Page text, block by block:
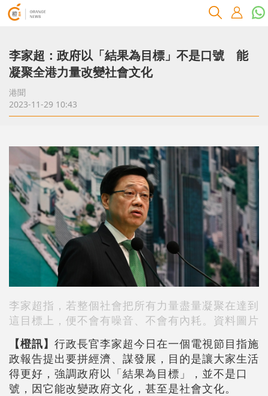
李家超：政府以「結果為目標」不是口號 能
凝聚全港力量改變社會文化
港聞
2023-11-29 10:43
李家超指，若整個社會把所有力量盡量凝聚在達到
這目標上，便不會有噪音、不會有內耗。資料圖片
【橙訊】 行政長官李家超今日在一個電視節目指施
政報告提出要拼經濟、謀發展，目的是讓大家生活
得更好，強調政府以「結果為目標」，並不是口
號，因它能改變政府文化，甚至是社會文化。